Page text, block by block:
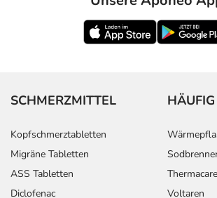
SCHMERZMITTEL
Kopfschmerztabletten
Migräne Tabletten
ASS Tabletten
Diclofenac
Thermacare
Voltaren